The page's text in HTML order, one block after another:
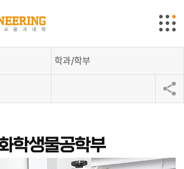
학과/학부
학생물공학부